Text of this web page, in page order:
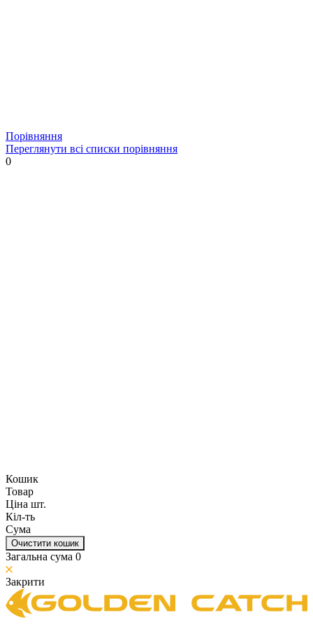
Порівняння
Переглянути всі списки порівняння
0
Кошик
Товар
Ціна шт.
Кіл-ть
Сума
Очистити кошик
Загальна сума 0
Закрити